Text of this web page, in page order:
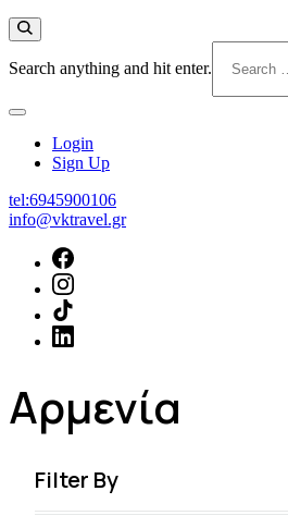
for
Search anything and hit enter.
Login
Sign Up
tel:6945900106
info@vktravel.gr
Αρμενία
Filter By